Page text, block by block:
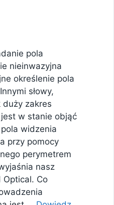
pola
nieinwazyjna
określenie pola
słowy,
duży zakres
w stanie objąć
widzenia
przy pomocy
perymetrem
nasz
Optical. Co